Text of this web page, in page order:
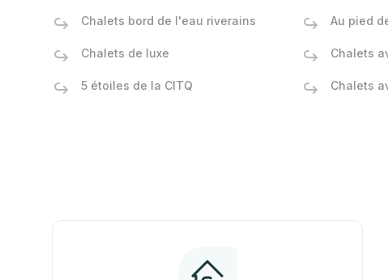
Chalets bord de l'eau riverains Au pied
Chalets de luxe Chalets
5 étoiles de la CITQ Chalets